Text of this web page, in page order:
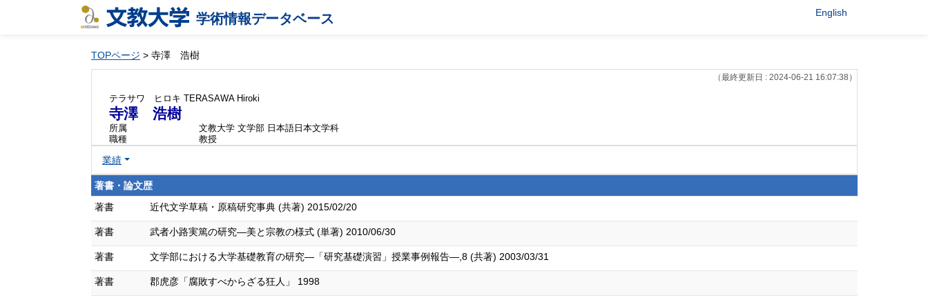
学術情報データベース English
TOPページ > 寺澤 浩樹
（最終更新日 : 2024-06-21 16:07:38）
テラサワ ヒロキ TERASAWA Hiroki
寺澤 浩樹
所属
文教大学 文学部 日本語日本文学科
職種
教授
業績
著書・論文歴
著書
近代文学草稿・原稿研究事典 (共著) 2015/02/20
著書 武者小路実篤の研究―美と宗教の様式 (単著) 2010/06/30
著書 文学部における大学基礎教育の研究―「研究基礎演習」授業事例報告―,8 (共著) 2003/03/31
著書 郡虎彦「腐敗すべからざる狂人」 1998